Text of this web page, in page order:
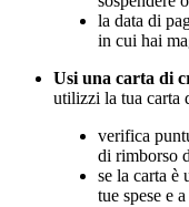
la data di
in cui hai
Usi una carta di
utilizzi la tua carta
verifica
di rimborso
se la carta è
tue spese e